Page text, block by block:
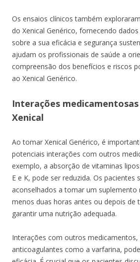
Os ensaios clínicos também
do Xenical Genérico, fornecendo
sobre a sua eficácia e segurança
ajudam os profissionais de saúde a
compreensão dos benefícios e riscos
ao Xenical Genérico.
Interações
Xenical
Ao tomar Xenical Genérico, é
potenciais interações com outros
exemplo, a absorção de vitaminas
E e K, pode ser reduzida. Os pacientes
aconselhados a tomar um suplemento
menos duas horas antes ou depois de
garantir uma nutrição adequada.
Interações com outros
anticoagulantes como a varfarina,